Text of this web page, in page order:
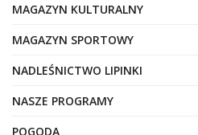
MAGAZYN KULTURALNY
MAGAZYN SPORTOWY
NADLEŚNICTWO LIPINKI
NASZE PROGRAMY
POGODA